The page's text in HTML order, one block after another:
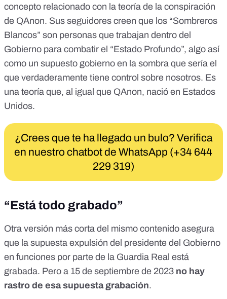
concepto relacionado con la teoría de la conspiración
de QAnon. Sus seguidores creen que los “Sombreros
Blancos” son personas que trabajan dentro del
Gobierno para combatir el “Estado Profundo”, algo así
como un supuesto gobierno en la sombra que sería el
que verdaderamente tiene control sobre nosotros. Es
una teoría que, al igual que QAnon, nació en Estados
Unidos.
¿Crees que te ha llegado un bulo? Verifica
en nuestro chatbot de WhatsApp (+34 644
229 319)
“Está todo grabado”
Otra versión más corta del mismo contenido asegura
que la supuesta expulsión del presidente del Gobierno
en funciones por parte de la Guardia Real está
grabada. Pero a 15 de septiembre de 2023 no hay
rastro de esa supuesta grabación.